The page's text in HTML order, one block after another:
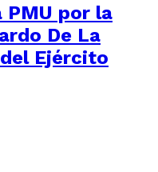
PMU por la
De La
Ejército